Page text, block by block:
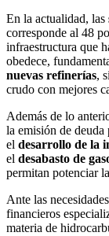
En la actualidad, las
corresponde al 48
infraestructura que
obedece,
nuevas refinerías,
crudo con mejores
Además de lo
la emisión de
el desarrollo de la
el desabasto de
permitan potenciar
Ante las
financieros
materia de